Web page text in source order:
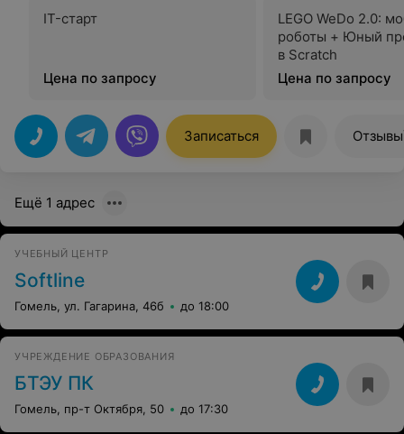
IT-старт
Цена по запросу
LEGO WeDo 2.0:
роботы + Юный
в Scratch
Цена по запросу
Записаться Отзывы
Ещё 1 адрес
УЧЕБНЫЙ ЦЕНТР
Softline
Гомель, ул. Гагарина, 46б до 18:00
УЧРЕЖДЕНИЕ ОБРАЗОВАНИЯ
БТЭУ ПК
Гомель, пр-т Октября, 50 до 17:30